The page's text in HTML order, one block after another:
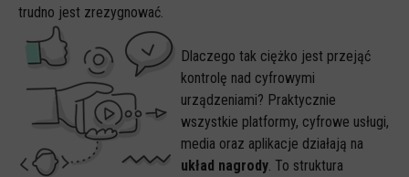
trudno jest zrezygnować.
Dlaczego tak ciężko jest przejąć
kontrolę nad cyfrowymi
urządzeniami? Praktycznie
wszystkie platformy, cyfrowe usługi,
media oraz aplikacje działają na
układ nagrody . To struktura